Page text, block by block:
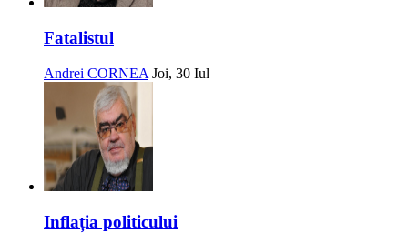
Fatalistul
Andrei CORNEA Joi, 30 Iul
Inflația politicului